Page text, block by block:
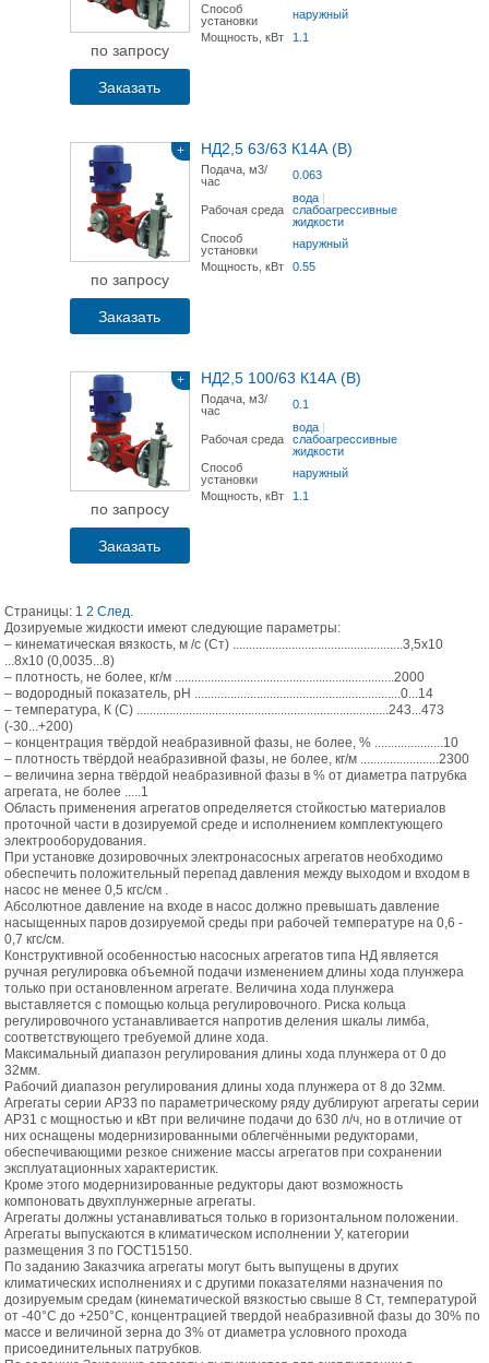
по запросу
Заказать
Способ
установки
наружный
Мощность, кВт
1.1
+
по запросу
Заказать
НД2,5 63/63 К14А (В)
Подача, м3/
час
0.063
Рабочая среда
вода |
слабоагрессивные
жидкости
Способ
установки
наружный
Мощность, кВт
0.55
+
по запросу
Заказать
НД2,5 100/63 К14А (В)
Подача, м3/
час
0.1
Рабочая среда
вода |
слабоагрессивные
жидкости
Способ
установки
наружный
Мощность, кВт
1.1
Страницы: 1 2 След.
Дозируемые жидкости имеют следующие параметры:
– кинематическая вязкость, м /с (Ст) ....................................................3,5х10
...8х10 (0,0035...8)
– плотность, не более, кг/м ...................................................................2000
– водородный показатель, рН ...............................................................0...14
– температура, К (С) .............................................................................243...473
(-30...+200)
– концентрация твёрдой неабразивной фазы, не более, % .....................10
– плотность твёрдой неабразивной фазы, не более, кг/м ........................2300
– величина зерна твёрдой неабразивной фазы в % от диаметра патрубка
агрегата, не более .....1
Область применения агрегатов определяется стойкостью материалов
проточной части в дозируемой среде и исполнением комплектующего
электрооборудования.
При установке дозировочных электронасосных агрегатов необходимо
обеспечить положительный перепад давления между выходом и входом в
насос не менее 0,5 кгс/см .
Абсолютное давление на входе в насос должно превышать давление
насыщенных паров дозируемой среды при рабочей температуре на 0,6 -
0,7 кгс/см.
Конструктивной особенностью насосных агрегатов типа НД является
ручная регулировка объемной подачи изменением длины хода плунжера
только при остановленном агрегате. Величина хода плунжера
выставляется с помощью кольца регулировочного. Риска кольца
регулировочного устанавливается напротив деления шкалы лимба,
соответствующего требуемой длине хода.
Максимальный диапазон регулирования длины хода плунжера от 0 до
32мм.
Рабочий диапазон регулирования длины хода плунжера от 8 до 32мм.
Агрегаты серии АР33 по параметрическому ряду дублируют агрегаты серии
АР31 с мощностью и кВт при величине подачи до 630 л/ч, но в отличие от
них оснащены модернизированными облегчёнными редукторами,
обеспечивающими резкое снижение массы агрегатов при сохранении
эксплуатационных характеристик.
Кроме этого модернизированные редукторы дают возможность
компоновать двухплунжерные агрегаты.
Агрегаты должны устанавливаться только в горизонтальном положении.
Агрегаты выпускаются в климатическом исполнении У, категории
размещения 3 по ГОСТ15150.
По заданию Заказчика агрегаты могут быть выпущены в других
климатических исполнениях и с другими показателями назначения по
дозируемым средам (кинематической вязкостью свыше 8 Ст, температурой
от -40°С до +250°С, концентрацией твердой неабразивной фазы до 30% по
массе и величиной зерна до 3% от диаметра условного прохода
присоединительных патрубков.